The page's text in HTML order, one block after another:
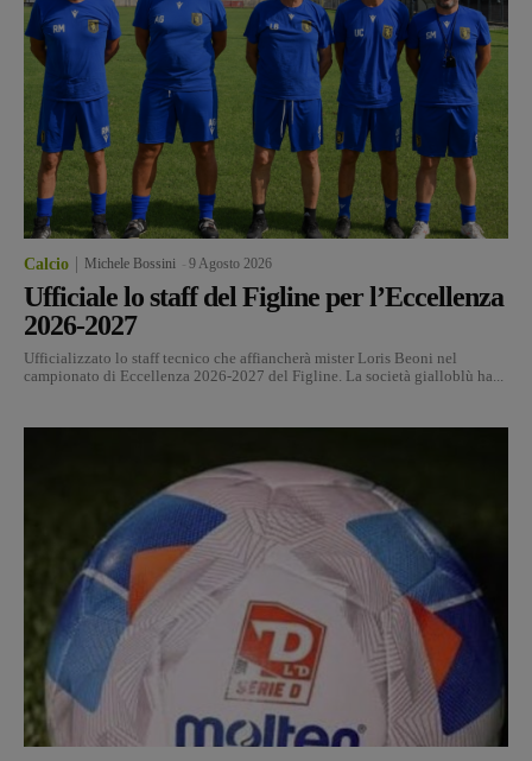
Calcio Michele Bossini 9 Agosto 2026
Ufficiale lo staff del Figline per l’Eccellenza
2026-2027
Ufficializzato lo staff tecnico che affiancherà mister Loris Beoni nel
campionato di Eccellenza 2026-2027 del Figline. La società gialloblù ha...